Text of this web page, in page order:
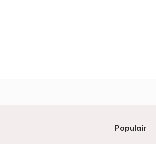
Populair